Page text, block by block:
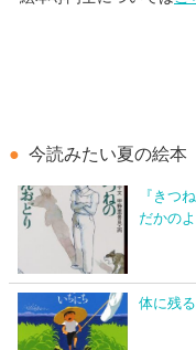
今読みたい夏の絵本
『きつ
だかの
体に残